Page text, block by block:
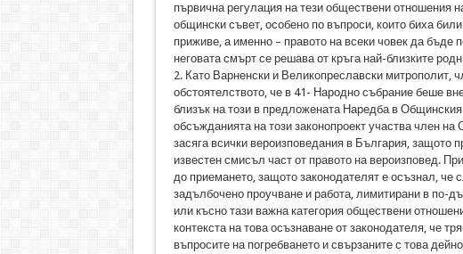
първична регулация на тези обществени отношения
общински съвет, особено по въпроси, които биха
приживе, а именно – правото на всеки човек да бъде
неговата смърт се решава от кръга най-близките
2. Като Варненски и Великопреславски
обстоятелството, че в 41- Народно събрание беше
близък на този в предложената Наредба в
обсъжданията на този законопроект участва член
засяга всички вероизповедания в България, защото
известен смисъл част от правото на вероизповед.
до приемането, защото законодателят е осъзнал, че
задълбочено проучване и работа, лимитирани в по-
или късно тази важна категория обществени
контекста на това осъзнаване от законодателя, че
въпросите на погребването и свързаните с това